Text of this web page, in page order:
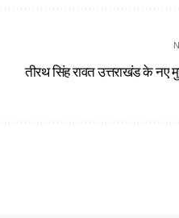
तीरथ सिंह रावत उत्तराखंड के नए